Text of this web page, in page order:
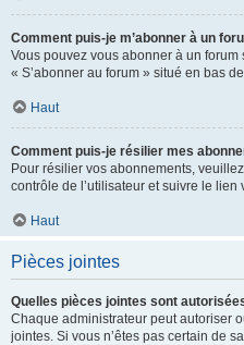
Comment puis-je m’abonner à un
Vous pouvez vous abonner à un
« S’abonner au forum » situé en bas
Haut
Comment puis-je résilier mes
Pour résilier vos abonnements,
contrôle de l’utilisateur et suivre le lien
Haut
Pièces jointes
Quelles pièces jointes sont
Chaque administrateur peut autoriser
jointes. Si vous n’êtes pas certain de